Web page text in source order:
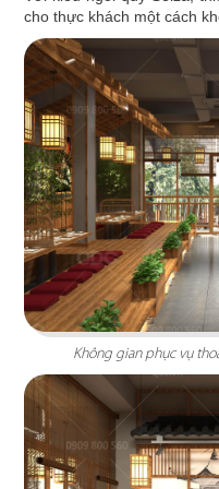
Phong cách
nhấn tái hiện
cho thực khách một cách
Không gian phục vụ